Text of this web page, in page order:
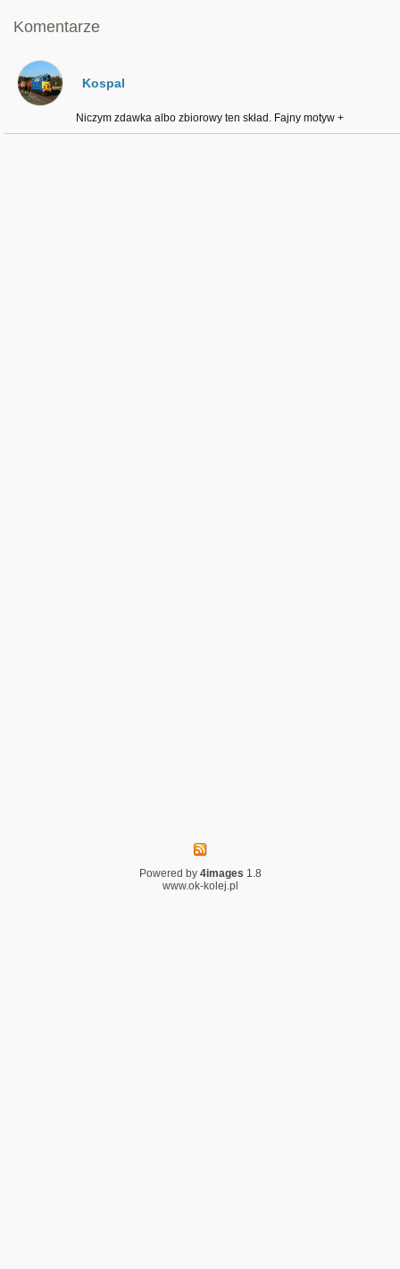
Komentarze
Kospal
Niczym zdawka albo zbiorowy ten skład. Fajny motyw +
Powered by 4images 1.8
www.ok-kolej.pl